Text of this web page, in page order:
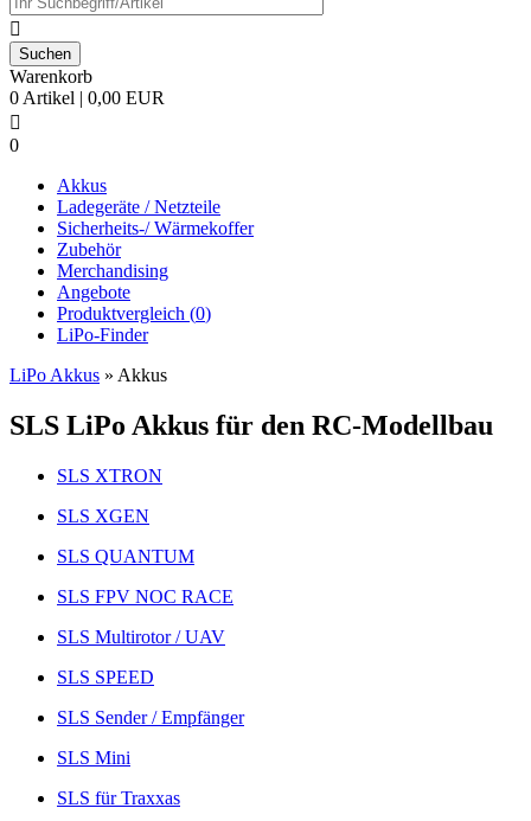

Warenkorb
0 Artikel | 0,00 EUR

0
Akkus
Ladegeräte / Netzteile
Sicherheits-/ Wärmekoffer
Zubehör
Merchandising
Angebote
Produktvergleich (0)
LiPo-Finder
LiPo Akkus » Akkus
SLS LiPo Akkus für den RC-Modellbau
SLS XTRON
SLS XGEN
SLS QUANTUM
SLS FPV NOC RACE
SLS Multirotor / UAV
SLS SPEED
SLS Sender / Empfänger
SLS Mini
SLS für Traxxas